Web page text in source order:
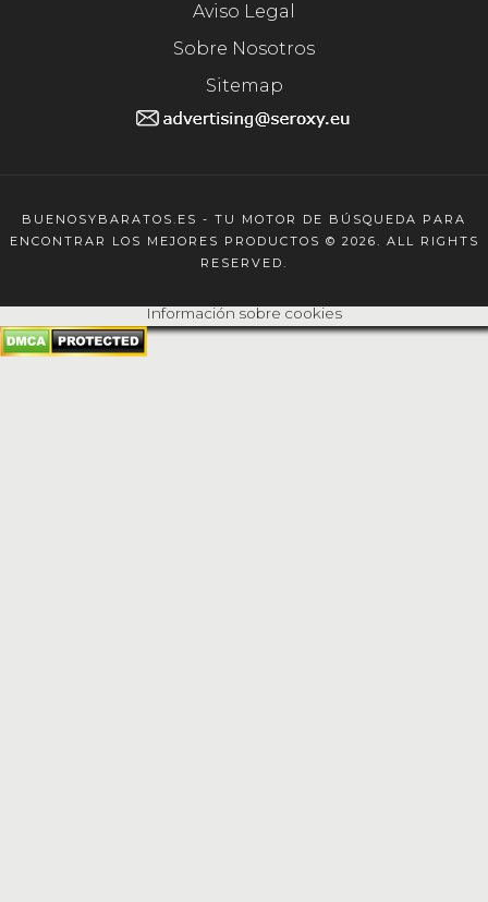
Aviso Legal
Sobre Nosotros
Sitemap
BUENOSYBARATOS.ES - TU MOTOR DE BÚSQUEDA PARA
ENCONTRAR LOS MEJORES PRODUCTOS © 2026. ALL RIGHTS
RESERVED.
Información sobre cookies